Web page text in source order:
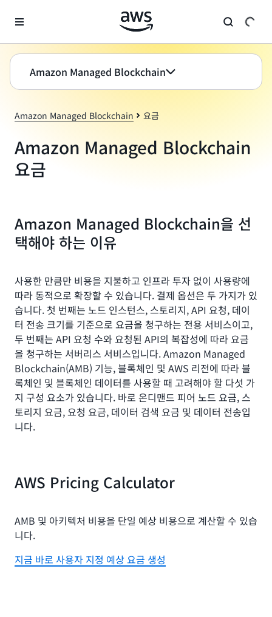
Amazon Managed Blockchain
Amazon Managed Blockchain 요금
Amazon Managed Blockchain
요금
Amazon Managed Blockchain을 선
택해야 하는 이유
사용한 만큼만 비용을 지불하고 인프라 투자 없이 사용량에
따라 동적으로 확장할 수 있습니다. 결제 옵션은 두 가지가 있
습니다. 첫 번째는 노드 인스턴스, 스토리지, API 요청, 데이
터 전송 크기를 기준으로 요금을 청구하는 전용 서비스이고,
두 번째는 API 요청 수와 요청된 API의 복잡성에 따라 요금
을 청구하는 서버리스 서비스입니다. Amazon Managed
Blockchain(AMB) 기능, 블록체인 및 AWS 리전에 따라 블
록체인 및 블록체인 데이터를 사용할 때 고려해야 할 다섯 가
지 구성 요소가 있습니다. 바로 온디맨드 피어 노드 요금, 스
토리지 요금, 요청 요금, 데이터 검색 요금 및 데이터 전송입
니다.
AWS Pricing Calculator
AMB 및 아키텍처 비용을 단일 예상 비용으로 계산할 수 있습
니다.
지금 바로 사용자 지정 예상 요금 생성